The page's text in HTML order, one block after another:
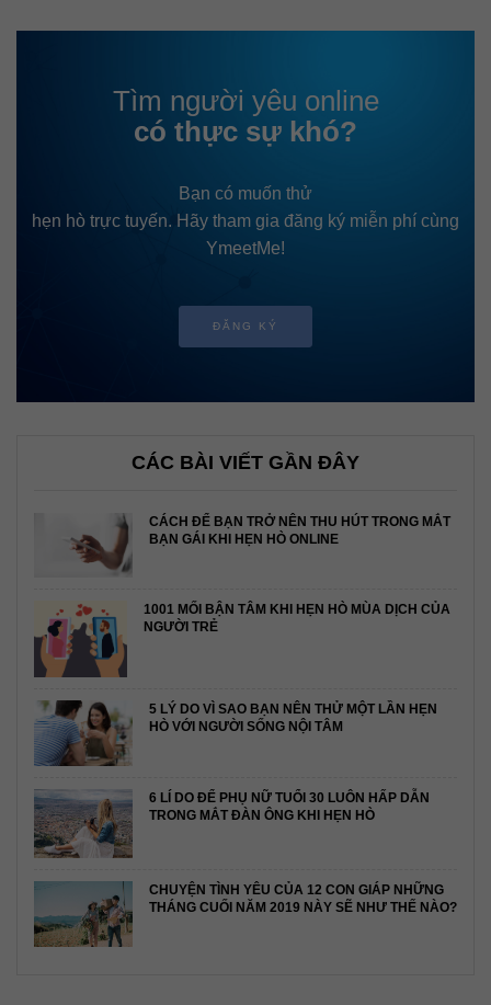
Tìm người yêu online
có thực sự khó?
Bạn có muốn thử
hẹn hò trực tuyến. Hãy tham gia đăng ký miễn phí cùng
YmeetMe!
ĐĂNG KÝ
CÁC BÀI VIẾT GẦN ĐÂY
CÁCH ĐỂ BẠN TRỞ NÊN THU HÚT TRONG MẮT
BẠN GÁI KHI HẸN HÒ ONLINE
1001 MỐI BẬN TÂM KHI HẸN HÒ MÙA DỊCH CỦA
NGƯỜI TRẺ
5 LÝ DO VÌ SAO BẠN NÊN THỬ MỘT LẦN HẸN
HÒ VỚI NGƯỜI SỐNG NỘI TÂM
6 LÍ DO ĐỂ PHỤ NỮ TUỔI 30 LUÔN HẤP DẪN
TRONG MẮT ĐÀN ÔNG KHI HẸN HÒ
CHUYỆN TÌNH YÊU CỦA 12 CON GIÁP NHỮNG
THÁNG CUỐI NĂM 2019 NÀY SẼ NHƯ THẾ NÀO?